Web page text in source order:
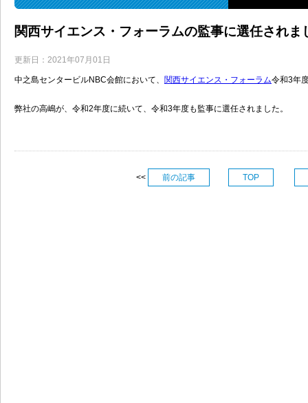
関西サイエンス・フォーラムの監事に選任されま
更新日：2021年07月01日
中之島センタービルNBC会館において、 関西サイエンス・フォーラム令和3年
弊社の高嶋が、令和2年度に続いて、令和3年度も監事に選任されました。
<< 前の記事 TOP